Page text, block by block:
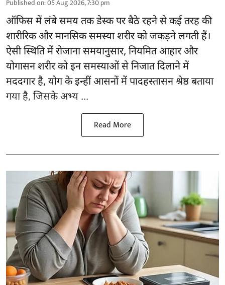
Published on:05 Aug 2026, 7:30 pm
ऑफिस में लंबे समय तक डेस्क पर बैठे रहने से कई तरह की
शारीरिक और मानसिक समस्या शरीर को जकड़ने लगती हैं।
ऐसी स्थिति में रोजाना समयानुसार, नियमित आहार और
योगासनशरीर को इन समस्याओं से निजात दिलाने में
मददगार है, योग के इन्हीं आसनों में पादहस्तासन श्रेष्ठ बताया
गया है, जिसके अभ्य ...
Read More